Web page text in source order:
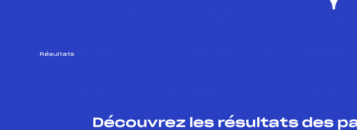
Résultats
Découvrez les résultats des